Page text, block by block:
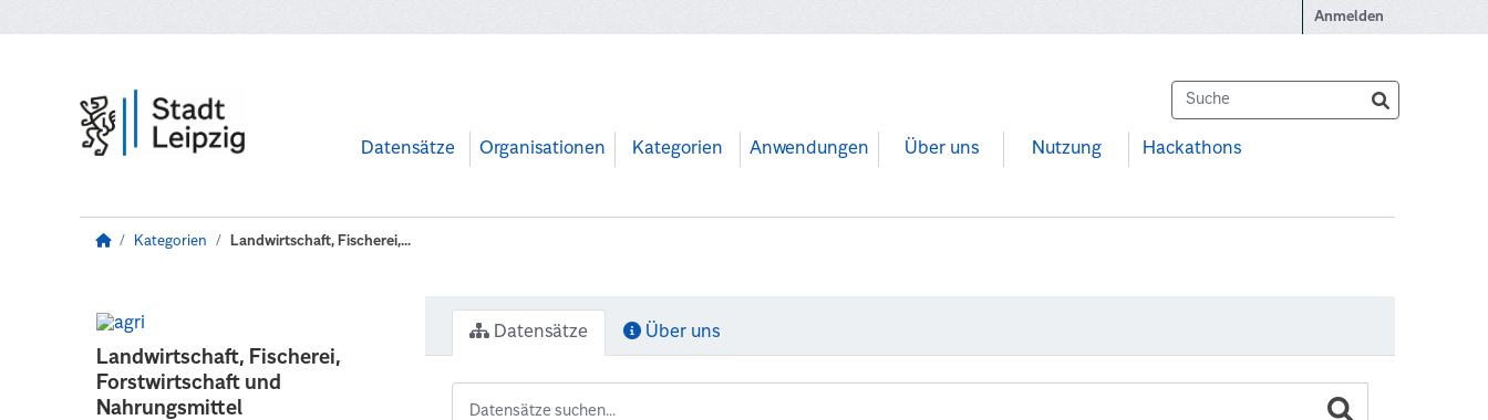
Anmelden
Datensätze Organisationen Kategorien Anwendungen Über uns Nutzung Hackathons
Kategorien Landwirtschaft, Fischerei,...
Landwirtschaft, Fischerei,
Forstwirtschaft und
Nahrungsmittel
Datensätze Über uns